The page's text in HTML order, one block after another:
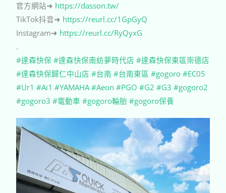
官方網站➜ https://dasson.tw/
TikTok抖音➜ https://reurl.cc/1GpGyQ
Instagram➜ https://reurl.cc/RyQyxG
.
#達森快保 #達森快保南紡夢時代店 #達森快保東區崇德店
#達森快保歸仁中山店 #台南 #台南東區 #gogoro #EC05
#Ur1 #Ai1 #YAMAHA #Aeon #PGO #G2 #G3 #gogoro2
#gogoro3 #電動車 #gogoro輪胎 #gogoro保養